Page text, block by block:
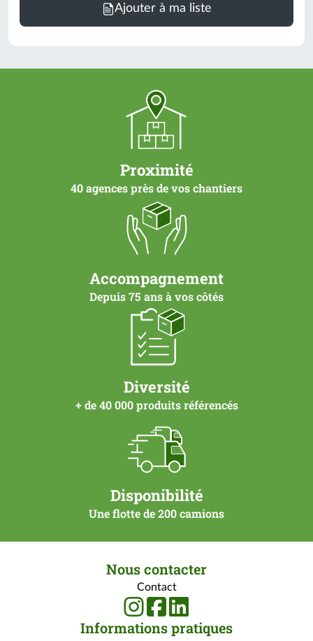
Ajouter à ma liste
Proximité
40 agences près de vos chantiers
Accompagnement
Depuis 75 ans à vos côtés
Diversité
+ de 40 000 produits référencés
Disponibilité
Une flotte de 200 camions
Nous contacter
Contact
Informations pratiques